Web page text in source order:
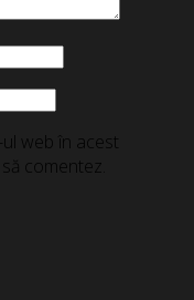
web în acest
comentez.